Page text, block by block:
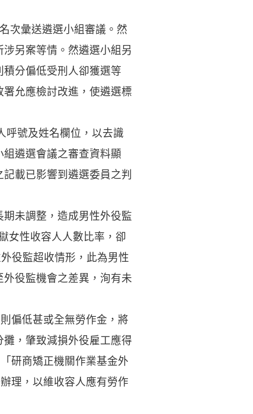
次彙送遴選小組審議。然
另案等情。然遴選小組另
分偏低受刑人卻獲選等
允應檢討改進，使遴選標
呼號及姓名欄位，以去識
遴選會議之審查資料顯
載已影響到遴選委員之判
未調整，造成男性外役監
女性收容人人數比率，卻
役監超收情形，此為男性
役監機會之差異，洵有未
偏低甚或全無勞作金，將
，肇致減損外役雇工應得
研商矯正機關作業基金外
理，以維收容人應有勞作